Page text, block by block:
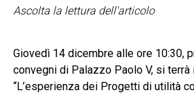
Ascolta la lettura dell'articolo
Giovedì 14 dicembre alle ore 10:30,
convegni di Palazzo Paolo V, si terrà
“L’esperienza dei Progetti di utilità